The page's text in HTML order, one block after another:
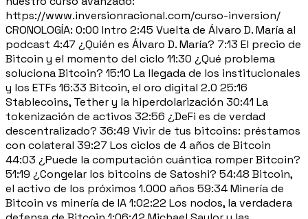
https://www.inversionracional.com/curso-inversion/
CRONOLOGÍA: 0:00 Intro 2:45 Vuelta de Álvaro D. María al
podcast 4:47 ¿Quién es Álvaro D. María? 7:13 El precio de
Bitcoin y el momento del ciclo 11:30 ¿Qué problema
soluciona Bitcoin? 15:10 La llegada de los institucionales
y los ETFs 16:33 Bitcoin, el oro digital 2.0 25:16
Stablecoins, Tether y la hiperdolarización 30:41 La
tokenización de activos 32:56 ¿DeFi es de verdad
descentralizado? 36:49 Vivir de tus bitcoins: préstamos
con colateral 39:27 Los ciclos de 4 años de Bitcoin
44:03 ¿Puede la computación cuántica romper Bitcoin?
51:19 ¿Congelar los bitcoins de Satoshi? 54:48 Bitcoin,
el activo de los próximos 1.000 años 59:34 Minería de
Bitcoin vs minería de IA 1:02:22 Los nodos, la verdadera